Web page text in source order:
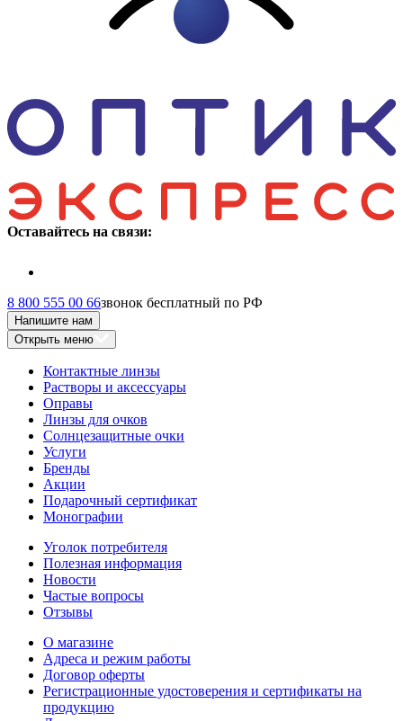
Оставайтесь на связи:
8 800 555 00 66звонок бесплатный по РФ
Напишите нам
Открыть меню
Контактные линзы
Растворы и аксессуары
Оправы
Линзы для очков
Солнцезащитные очки
Услуги
Бренды
Акции
Подарочный сертификат
Монографии
Уголок потребителя
Полезная информация
Новости
Частые вопросы
Отзывы
О магазине
Адреса и режим работы
Договор оферты
Регистрационные удостоверения и сертификаты на
продукцию